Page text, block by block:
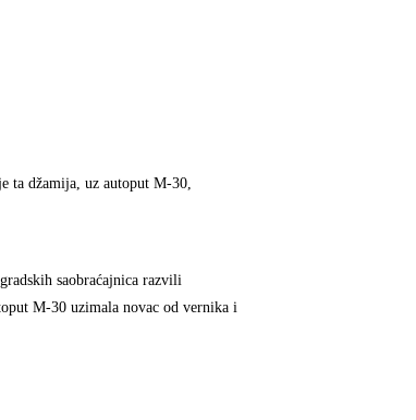
ta džamija, uz autoput M-30,
saobraćajnica razvili
M-30 uzimala novac od vernika i